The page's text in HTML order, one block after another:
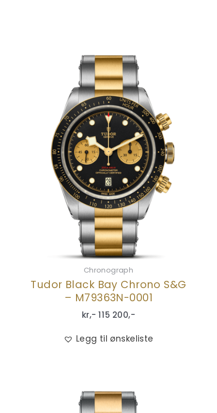
Chronograph
Tudor Black Bay Chrono S&G
– M79363N-0001
kr,- 115 200,-
Legg til ønskeliste